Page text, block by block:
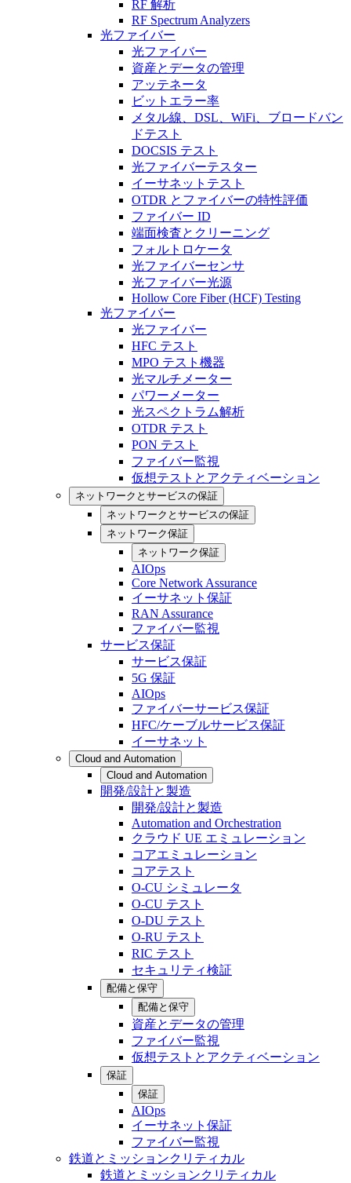
RF 解析
RF Spectrum Analyzers
光ファイバー
光ファイバー
資産とデータの管理
アッテネータ
ビットエラー率
メタル線、DSL、WiFi、ブロードバン
ドテスト
DOCSIS テスト
光ファイバーテスター
イーサネットテスト
OTDR とファイバーの特性評価
ファイバー ID
端面検査とクリーニング
フォルトロケータ
光ファイバーセンサ
光ファイバー光源
Hollow Core Fiber (HCF) Testing
光ファイバー
光ファイバー
HFC テスト
MPO テスト機器
光マルチメーター
パワーメーター
光スペクトラム解析
OTDR テスト
PON テスト
ファイバー監視
仮想テストとアクティベーション
ネットワークとサービスの保証
ネットワークとサービスの保証
ネットワーク保証
ネットワーク保証
AIOps
Core Network Assurance
イーサネット保証
RAN Assurance
ファイバー監視
サービス保証
サービス保証
5G 保証
AIOps
ファイバーサービス保証
HFC/ケーブルサービス保証
イーサネット
Cloud and Automation
Cloud and Automation
開発/設計と製造
開発/設計と製造
Automation and Orchestration
クラウド UE エミュレーション
コアエミュレーション
コアテスト
O-CU シミュレータ
O-CU テスト
O-DU テスト
O-RU テスト
RIC テスト
セキュリティ検証
配備と保守
配備と保守
資産とデータの管理
ファイバー監視
仮想テストとアクティベーション
保証
保証
AIOps
イーサネット保証
ファイバー監視
鉄道とミッションクリティカル
鉄道とミッションクリティカル